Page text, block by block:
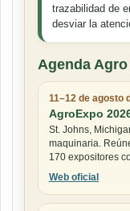
trazabilidad de
desviar la
Agenda
11–12 de agosto
AgroExpo
St. Johns,
maquinaria.
170 expositores
Web oficial